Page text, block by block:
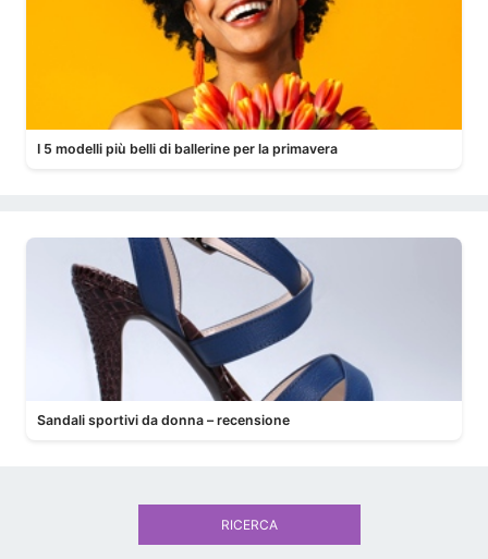
I 5 modelli più belli di ballerine per la primavera
Sandali sportivi da donna – recensione
RICERCA